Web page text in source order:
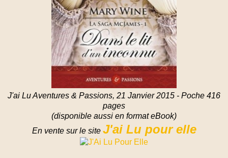
J'ai Lu Aventures & Passions, 21 Janvier 2015 - Poche 416
pages
(disponible aussi en format eBook)
En vente sur le site J'ai Lu pour elle